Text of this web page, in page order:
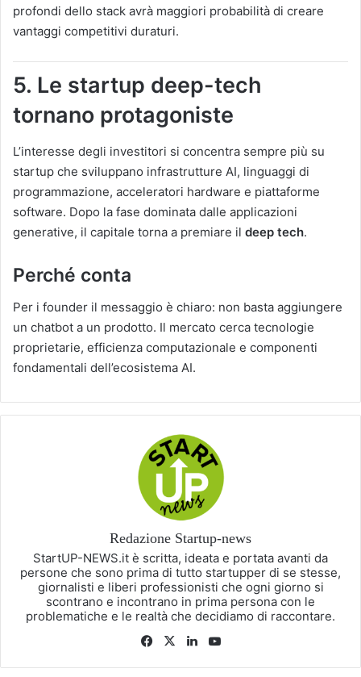
profondi dello stack avrà maggiori probabilità di creare
vantaggi competitivi duraturi.
5. Le startup deep-tech
tornano protagoniste
L’interesse degli investitori si concentra sempre più su
startup che sviluppano infrastrutture AI, linguaggi di
programmazione, acceleratori hardware e piattaforme
software. Dopo la fase dominata dalle applicazioni
generative, il capitale torna a premiare il deep tech.
Perché conta
Per i founder il messaggio è chiaro: non basta aggiungere
un chatbot a un prodotto. Il mercato cerca tecnologie
proprietarie, efficienza computazionale e componenti
fondamentali dell’ecosistema AI.
Redazione Startup-news
StartUP-NEWS.it è scritta, ideata e portata avanti da
persone che sono prima di tutto startupper di se stesse,
giornalisti e liberi professionisti che ogni giorno si
scontrano e incontrano in prima persona con le
problematiche e le realtà che decidiamo di raccontare.
Facebook
X LinkedIn